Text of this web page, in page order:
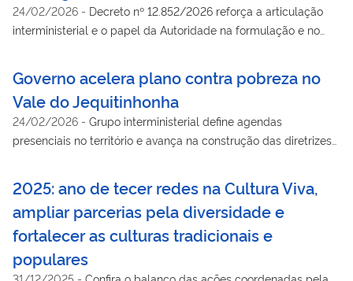
24/02/2026 - Decreto nº 12.852/2026 reforça a articulação
interministerial e o papel da Autoridade na formulação e no
Governo acelera plano contra pobreza no
Vale do Jequitinhonha
24/02/2026 - Grupo interministerial define agendas
presenciais no território e avança na construção das diretrizes
2025: ano de tecer redes na Cultura Viva,
ampliar parcerias pela diversidade e
fortalecer as culturas tradicionais e
populares